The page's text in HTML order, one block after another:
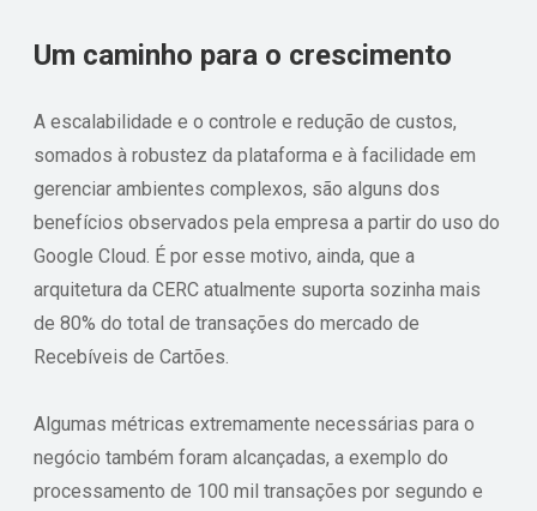
Um caminho para o crescimento
A escalabilidade e o controle e redução de custos,
somados à robustez da plataforma e à facilidade em
gerenciar ambientes complexos, são alguns dos
benefícios observados pela empresa a partir do uso do
Google Cloud. É por esse motivo, ainda, que a
arquitetura da CERC atualmente suporta sozinha mais
de 80% do total de transações do mercado de
Recebíveis de Cartões.
Algumas métricas extremamente necessárias para o
negócio também foram alcançadas, a exemplo do
processamento de 100 mil transações por segundo e